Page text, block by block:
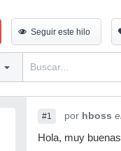
Seguir este hilo
#1 por hboss
Hola, muy